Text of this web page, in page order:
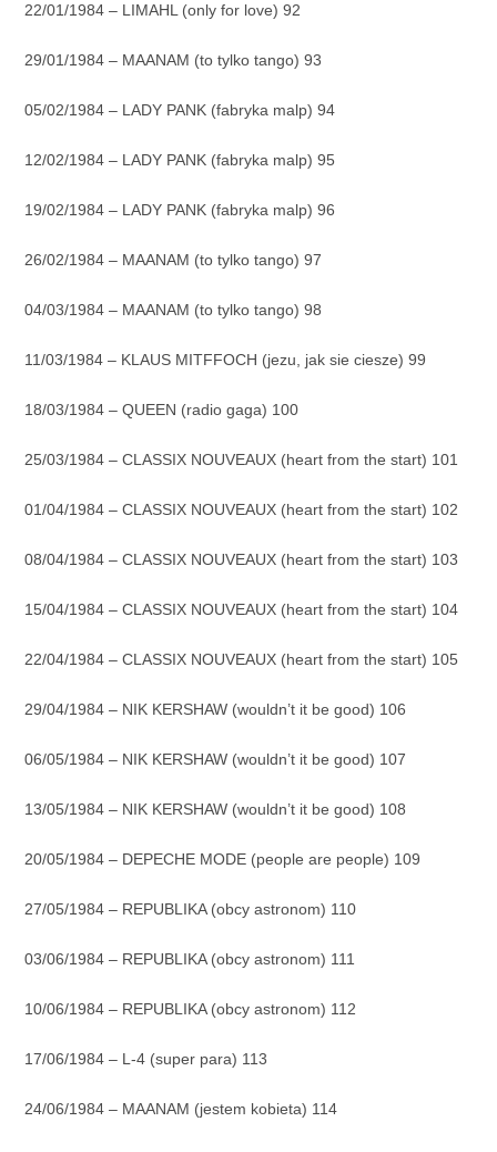
22/01/1984 – LIMAHL (only for love) 92
29/01/1984 – MAANAM (to tylko tango) 93
05/02/1984 – LADY PANK (fabryka malp) 94
12/02/1984 – LADY PANK (fabryka malp) 95
19/02/1984 – LADY PANK (fabryka malp) 96
26/02/1984 – MAANAM (to tylko tango) 97
04/03/1984 – MAANAM (to tylko tango) 98
11/03/1984 – KLAUS MITFFOCH (jezu, jak sie ciesze) 99
18/03/1984 – QUEEN (radio gaga) 100
25/03/1984 – CLASSIX NOUVEAUX (heart from the start) 101
01/04/1984 – CLASSIX NOUVEAUX (heart from the start) 102
08/04/1984 – CLASSIX NOUVEAUX (heart from the start) 103
15/04/1984 – CLASSIX NOUVEAUX (heart from the start) 104
22/04/1984 – CLASSIX NOUVEAUX (heart from the start) 105
29/04/1984 – NIK KERSHAW (wouldn’t it be good) 106
06/05/1984 – NIK KERSHAW (wouldn’t it be good) 107
13/05/1984 – NIK KERSHAW (wouldn’t it be good) 108
20/05/1984 – DEPECHE MODE (people are people) 109
27/05/1984 – REPUBLIKA (obcy astronom) 110
03/06/1984 – REPUBLIKA (obcy astronom) 111
10/06/1984 – REPUBLIKA (obcy astronom) 112
17/06/1984 – L-4 (super para) 113
24/06/1984 – MAANAM (jestem kobieta) 114